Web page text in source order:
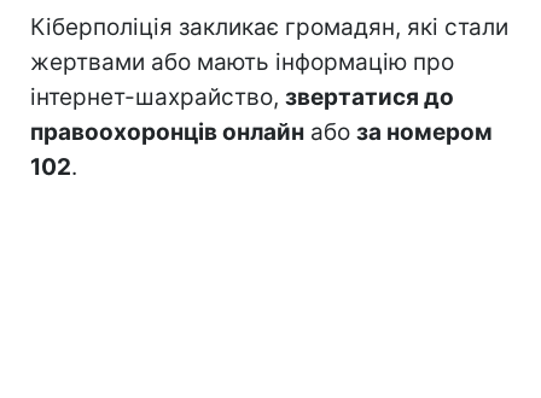
Кіберполіція закликає громадян, які стали
жертвами або мають інформацію про
інтернет-шахрайство, звертатися до
правоохоронців онлайн або за номером
102.